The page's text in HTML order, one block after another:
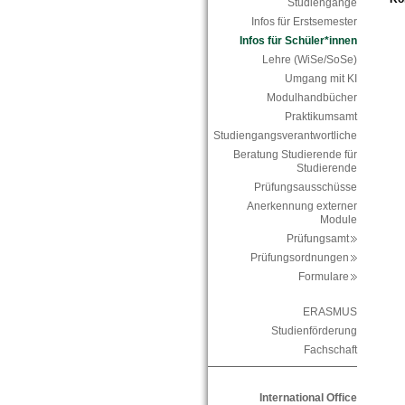
Studiengänge
Infos für Erstsemester
Infos für Schüler*innen
Lehre (WiSe/SoSe)
Umgang mit KI
Modulhandbücher
Praktikumsamt
Studiengangsverantwortliche
Beratung Studierende für
Studierende
Prüfungsausschüsse
Anerkennung externer
Module
Prüfungsamt
Prüfungsordnungen
Formulare
ERASMUS
Studienförderung
Fachschaft
International Office